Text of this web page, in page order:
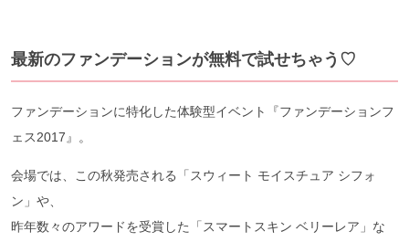
最新のファンデーションが無料で試せちゃう♡
ファンデーションに特化した体験型イベント『ファンデーションフ
ェス2017』。
会場では、この秋発売される「スウィート モイスチュア シフォ
ン」や、
昨年数々のアワードを受賞した「スマートスキン ベリーレア」な